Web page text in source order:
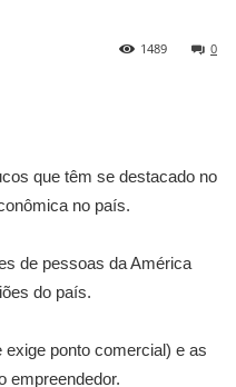
0
1489
que têm se destacado no
no país.
de pessoas da América
do país.
exige ponto comercial) e as
empreendedor.